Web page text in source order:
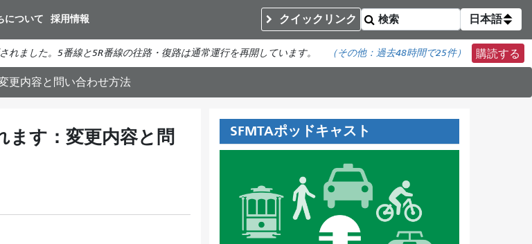
イ
ン
コ
ツ
に
について 採用情報 クイックリンク 日本語
ました。5番線と5R番線の往路・復路は通常運行を再開しています。 （その他： 過去48時間で25件） 購読する
更内容と問い合わせ方法
ます：変更内容と問
SFMTAポッドキャスト